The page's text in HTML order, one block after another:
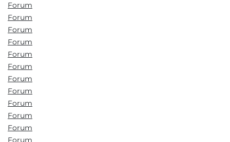
Forum
Forum
Forum
Forum
Forum
Forum
Forum
Forum
Forum
Forum
Forum
Forum